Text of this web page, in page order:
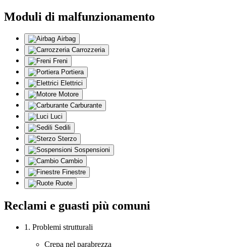
Moduli di malfunzionamento
Airbag
Carrozzeria
Freni
Portiera
Elettrici
Motore
Carburante
Luci
Sedili
Sterzo
Sospensioni
Cambio
Finestre
Ruote
Reclami e guasti più comuni
1. Problemi strutturali
Crepa nel parabrezza